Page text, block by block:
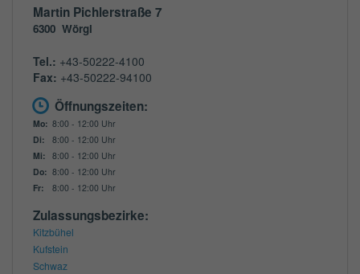
Martin Pichlerstraße 7
6300 Wörgl
Tel.: +43-50222-4100
Fax: +43-50222-94100
Öffnungszeiten:
Mo: 8:00 - 12:00 Uhr
Di:
8:00 - 12:00 Uhr
Mi: 8:00 - 12:00 Uhr
Do: 8:00 - 12:00 Uhr
Fr:
8:00 - 12:00 Uhr
Zulassungsbezirke:
Kitzbühel
Kufstein
Schwaz